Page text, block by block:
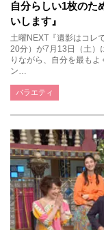
自分らしい1枚のた
いします』
土曜NEXT『遺影はコレ
20分）が7月13日（土）
りながら、自分を最も
ン…
バラエティ